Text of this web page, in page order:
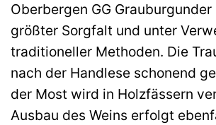
Oberbergen GG
größter Sorgfalt und unter
traditioneller Methoden. Die
nach der Handlese schonend
der Most wird in Holzfässern
Ausbau des Weins erfolgt